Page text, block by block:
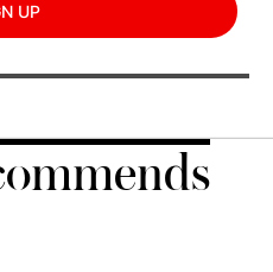
UP